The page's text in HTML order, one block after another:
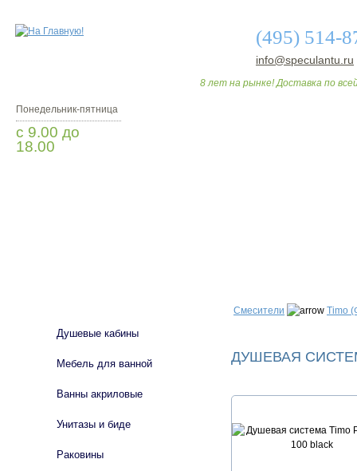
(495) 514-
info@speculantu.ru
8 лет на рынке! Доставка по
Понедельник-пятница
с 9.00 до
18.00
Смесители Timo
ДУШЕВАЯ
Душевые кабины
Мебель для ванной
Ванны акриловые
Унитазы и биде
Раковины